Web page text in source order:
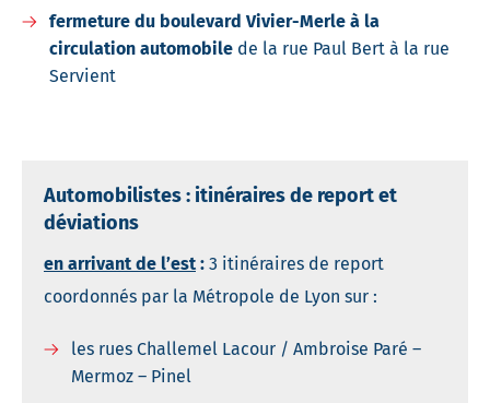
fermeture du boulevard Vivier-Merle à la
circulation automobile de la rue Paul Bert à la rue
Servient
Automobilistes : itinéraires de report et
déviations
en arrivant de l’est : 3 itinéraires de report
coordonnés par la Métropole de Lyon sur :
les rues Challemel Lacour / Ambroise Paré –
Mermoz – Pinel